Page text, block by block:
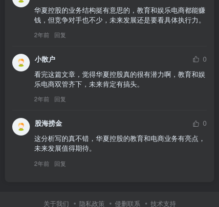
华夏控股的业务结构挺有意思的，教育和娱乐电商都能赚
钱，但竞争对手也不少，未来发展还是要看具体执行力。
2年前 回复
小散户
0
看完这篇文章，觉得华夏控股真的很有潜力啊，教育和娱
乐电商双管齐下，未来肯定有搞头。
2年前 回复
股海捞金
0
这分析写的真不错，华夏控股的教育和电商业务有亮点，
未来发展值得期待。
2年前 回复
关于我们 隐私政策 侵删联系 技术支持